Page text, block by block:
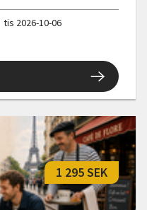
tis 2026-10-06
1 295 SEK